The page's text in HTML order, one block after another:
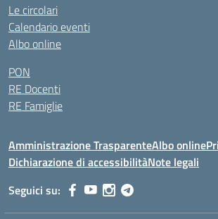
Le circolari
Calendario eventi
Albo online
PON
RE Docenti
RE Famiglie
Amministrazione TrasparenteAlbo online
Dichiarazione di accessibilitàNote legali
Seguici su: